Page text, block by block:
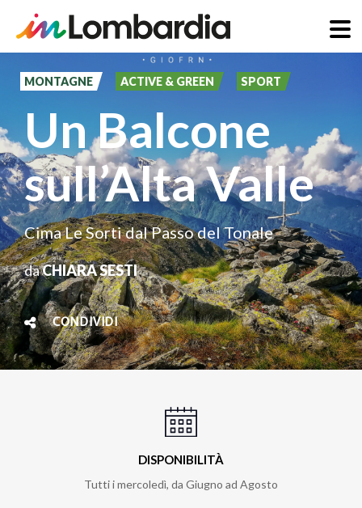
principale
MONTAGNE ACTIVE & GREEN SPORT
Un Balcone
sull’Alta Valle
Cima Le Sorti dal Passo del Tonale
daCHIARA SESTI
CONDIVIDI
DISPONIBILITÀ
Tutti i mercoledì, da Giugno ad Agosto